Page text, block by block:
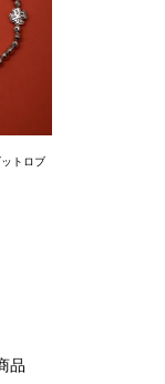
トロブ
品